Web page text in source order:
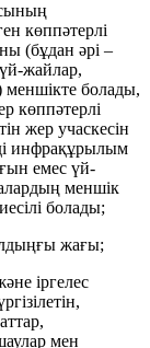
көппәтерлі
(бұдан әрі –
жайлар,
меншікте болады,
көппәтерлі
жер учаскесін
инфрақұрылым
емес үй-
меншік
болады;
жағы;
іргелес
мен